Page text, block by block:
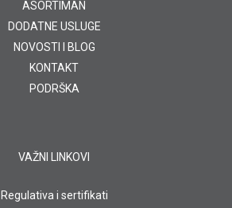
ASORTIMAN
DODATNE USLUGE
NOVOSTI I BLOG
KONTAKT
PODRŠKA
VAŽNI LINKOVI
Regulativa i sertifikati